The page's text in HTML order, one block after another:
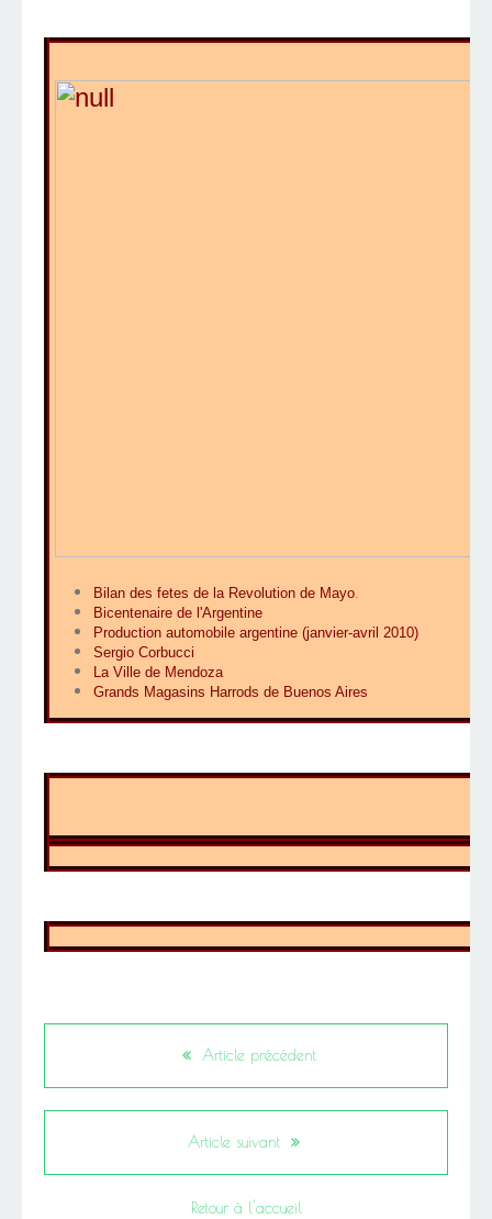
Bilan des fetes de la Revolution de Mayo.
Bicentenaire de l'Argentine
Production automobile argentine (janvier-avril 2010)
Sergio Corbucci
La Ville de Mendoza
Grands Magasins Harrods de Buenos Aires
Article précédent
Article suivant
Retour à l'accueil